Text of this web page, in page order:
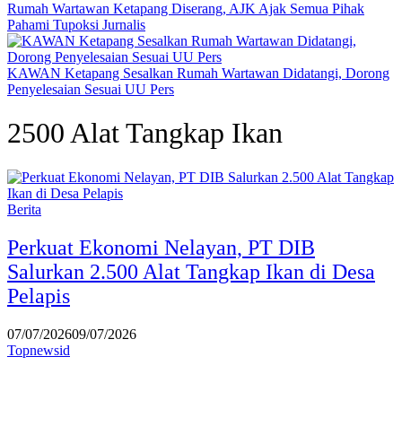
Rumah Wartawan Ketapang Diserang, AJK Ajak Semua Pihak
Pahami Tupoksi Jurnalis
KAWAN Ketapang Sesalkan Rumah Wartawan Didatangi, Dorong
Penyelesaian Sesuai UU Pers
2500 Alat Tangkap Ikan
Berita
Perkuat Ekonomi Nelayan, PT DIB
Salurkan 2.500 Alat Tangkap Ikan di Desa
Pelapis
07/07/202609/07/2026
Topnewsid